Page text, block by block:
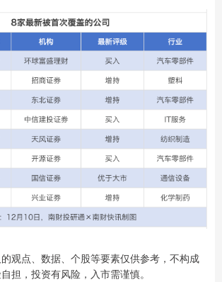
观点、数据、个股等要素仅供参考，不构成
担，投资有风险，入市需谨慎。